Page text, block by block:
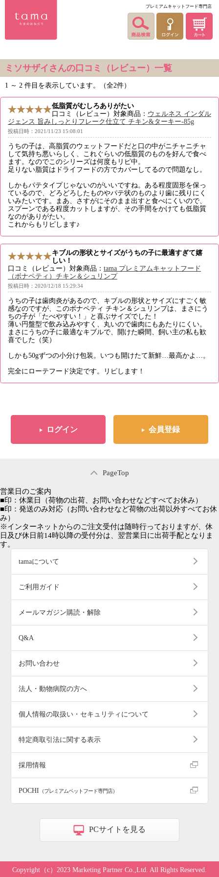
プレミアムキャットフード専門店
ミソサザイさんの口コミ（レビュー）一覧
1 ～ 2 件目を表示しています。（全2件）
低脂質がむしろありがたい
口コミ（レビュー）対象商品： ウェルネス インダル
ジェンス 旨みしっとりフレーク仕立て チキン&ターキー-85g
投稿日時：2021/11/23 15:08:01
うちの子は、高脂質のウェットフードだと口の中がニチャニチャ
して気持ち悪いらしく、これぐらいの低脂質のものを好んで食べ
ます。なのでこのシリーズは何度もリピ中。
足りない脂質はドライフードの方でカバーしてるので問題なし。
しかもパテタイプじゃないのがいいですね。ある程度固形を保っ
ているので、どろどろしたものやパテ状のものより歯に残りにく
いみたいです。まあ、さすがにそのまま出すと食べにくいので、
スプーンである程度カットしますが、その手間をかけても低脂質
なのがありがたい。
これからもリピします♪
キブルの形状とサイズがうちの子に最適すぎて嬉
しい！
口コミ（レビュー）対象商品： tama プレミアムキャットフード
（ボナペティ）チキン＆シュリンプ
投稿日時：2020/12/18 15:29:34
うちの子は歯肉炎があるので、キブルの形状とサイズにすごく敏
感なのですが、このボナペティ チキン＆シュリンプは、まさにう
ちの子が「たべやすい！」と喜ぶサイズでした！
薄い円盤型で飲み込みやすく、丸いので歯肉にもあたりにくい。
まさにうちの子に最適なキブルで、開けた瞬間、飼い主の私も歓
喜でした（笑）
しかも50gずつの小分け包装。いつも開けたて新鮮…最高かよ…。
完全にローテフード決定です。リピします！
ログイン 会員登録
PageTop
営業日のご案内
■印：休業日
（荷物の出荷、お問い合わせなどすべてお休み）
■印：発送のみ対応 （お問い合わせなど荷物の出荷以外すべてお休
み）
※インターネットからのご注文受付は随時行っておりますが、休
日及び休日前14時以降の受付分は、翌営業日に出荷手配となりま
す。
tamaについて
ご利用ガイド
メールマガジン購読・解除
Q&A
お問い合わせ
法人・動物病院の方へ
個人情報の取扱い・セキュリティについて
特定商取引法に関する表示
採用情報
POCHI （プレミアムペットフード専門店）
PCサイトを見る
Copyright（c）2023 Marketing Partner Co.,Ltd. All Rights Reserved.